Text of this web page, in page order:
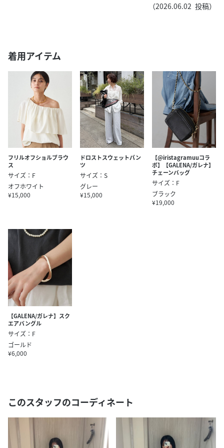
（2026.06.02 投稿）
着用アイテム
フリルオフショルブラウ
ス
サイズ：F
オフホワイト
¥15,000
ドロストスウェットパン
ツ
サイズ：S
グレー
¥15,000
【@iristagramuuコラ
ボ】【GALENA/ガレナ】
チェーンバッグ
サイズ：F
ブラック
¥19,000
【GALENA/ガレナ】スク
エアバングル
サイズ：F
ゴールド
¥6,000
このスタッフのコーディネート